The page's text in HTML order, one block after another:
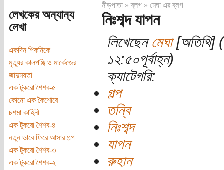
লেখকের অন্যান্য
লেখা
একদিন পিকনিকে
মৃত্যুর কালপঞ্জি ও মার্কেজের
জাদুময়তা
এক টুকরো শৈশব-৫
কোনো এক কৈশোরে
চশমা কাহিনী
এক টুকরো শৈশব-৪
নতুন ভাবে ফিরে আসার গল্প
এক টুকরো শৈশব-৩
এক টুকরো শৈশব-২
নীড়পাতা»ব্লগ» মেঘা এর ব্লগ
নিঃশব্দ যাপন
লিখেছেনমেঘা[অতিথি]
১২:৫০পূর্বাহ্ন)
ক্যাটেগরি:
গল্প
তন্বি
নিঃশব্দ
যাপন
রুহান